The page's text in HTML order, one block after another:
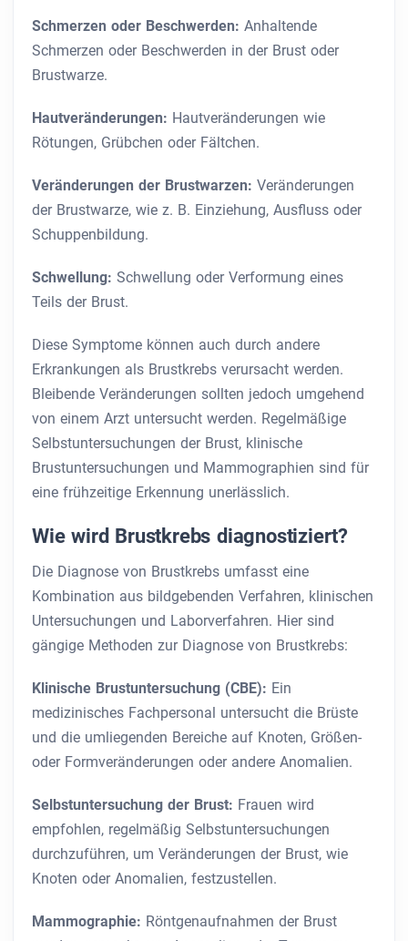
Schmerzen oder Beschwerden: Anhaltende
Schmerzen oder Beschwerden in der Brust oder
Brustwarze.
Hautveränderungen: Hautveränderungen wie
Rötungen, Grübchen oder Fältchen.
Veränderungen der Brustwarzen: Veränderungen
der Brustwarze, wie z. B. Einziehung, Ausfluss oder
Schuppenbildung.
Schwellung: Schwellung oder Verformung eines
Teils der Brust.
Diese Symptome können auch durch andere
Erkrankungen als Brustkrebs verursacht werden.
Bleibende Veränderungen sollten jedoch umgehend
von einem Arzt untersucht werden. Regelmäßige
Selbstuntersuchungen der Brust, klinische
Brustuntersuchungen und Mammographien sind für
eine frühzeitige Erkennung unerlässlich.
Wie wird Brustkrebs diagnostiziert?
Die Diagnose von Brustkrebs umfasst eine
Kombination aus bildgebenden Verfahren, klinischen
Untersuchungen und Laborverfahren. Hier sind
gängige Methoden zur Diagnose von Brustkrebs:
Klinische Brustuntersuchung (CBE): Ein
medizinisches Fachpersonal untersucht die Brüste
und die umliegenden Bereiche auf Knoten, Größen-
oder Formveränderungen oder andere Anomalien.
Selbstuntersuchung der Brust: Frauen wird
empfohlen, regelmäßig Selbstuntersuchungen
durchzuführen, um Veränderungen der Brust, wie
Knoten oder Anomalien, festzustellen.
Mammographie: Röntgenaufnahmen der Brust